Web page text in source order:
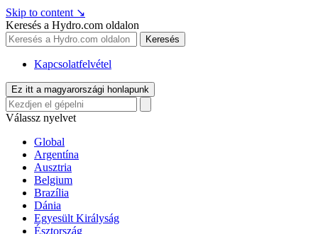
Skip to content ↘
Keresés a Hydro.com oldalon
Keresés
Kapcsolatfelvétel
Ez itt a magyarországi honlapunk
Válassz nyelvet
Global
Argentína
Ausztria
Belgium
Brazília
Dánia
Egyesült Királyság
Észtország